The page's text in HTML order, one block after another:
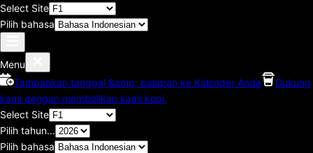
Select Site
Pilih bahasa
Menu
Tambahkan tanggal &amp; balapan ke Kalender Anda
Dukung
kami dengan membelikan kami kopi.
Select Site
Pilih tahun...
Pilih bahasa